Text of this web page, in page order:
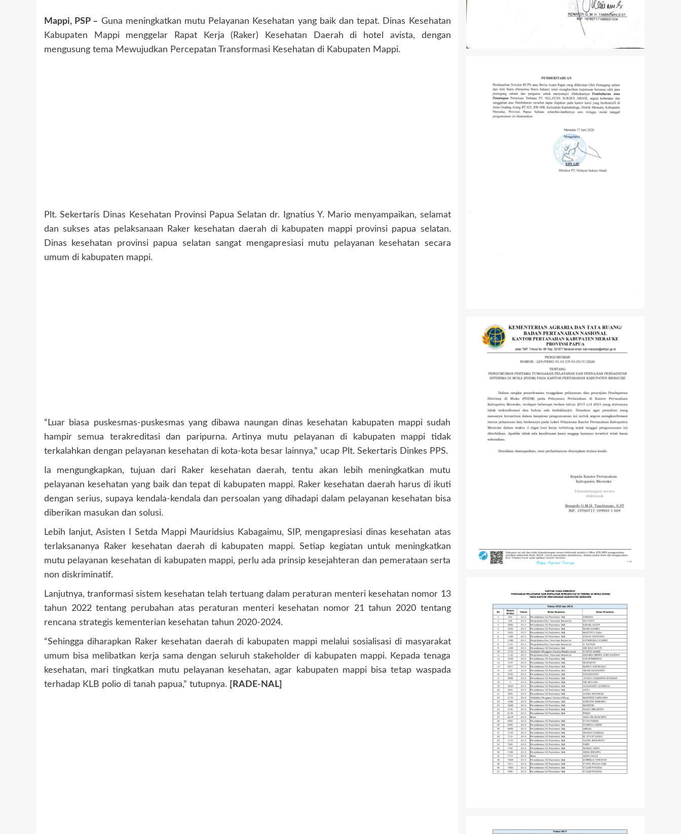
Mappi, PSP – Guna meningkatkan mutu Pelayanan Kesehatan yang baik dan tepat. Dinas Kesehatan
Kabupaten Mappi menggelar Rapat Kerja (Raker) Kesehatan Daerah di hotel avista, dengan
mengusung tema Mewujudkan Percepatan Transformasi Kesehatan di Kabupaten Mappi.
Plt. Sekertaris Dinas Kesehatan Provinsi Papua Selatan dr. Ignatius Y. Mario menyampaikan, selamat
dan sukses atas pelaksanaan Raker kesehatan daerah di kabupaten mappi provinsi papua selatan.
Dinas kesehatan provinsi papua selatan sangat mengapresiasi mutu pelayanan kesehatan secara
umum di kabupaten mappi.
“Luar biasa puskesmas-puskesmas yang dibawa naungan dinas kesehatan kabupaten mappi sudah
hampir semua terakreditasi dan paripurna. Artinya mutu pelayanan di kabupaten mappi tidak
terkalahkan dengan pelayanan kesehatan di kota-kota besar lainnya,” ucap Plt. Sekertaris Dinkes PPS.
Ia mengungkapkan, tujuan dari Raker kesehatan daerah, tentu akan lebih meningkatkan mutu
pelayanan kesehatan yang baik dan tepat di kabupaten mappi. Raker kesehatan daerah harus di ikuti
dengan serius, supaya kendala-kendala dan persoalan yang dihadapi dalam pelayanan kesehatan bisa
diberikan masukan dan solusi.
Lebih lanjut, Asisten I Setda Mappi Mauridsius Kabagaimu, SIP, mengapresiasi dinas kesehatan atas
terlaksananya Raker kesehatan daerah di kabupaten mappi. Setiap kegiatan untuk meningkatkan
mutu pelayanan kesehatan di kabupaten mappi, perlu ada prinsip kesejahteran dan pemerataan serta
non diskriminatif.
Lanjutnya, tranformasi sistem kesehatan telah tertuang dalam peraturan menteri kesehatan nomor 13
tahun 2022 tentang perubahan atas peraturan menteri kesehatan nomor 21 tahun 2020 tentang
rencana strategis kementerian kesehatan tahun 2020-2024.
“Sehingga diharapkan Raker kesehatan daerah di kabupaten mappi melalui sosialisasi di masyarakat
umum bisa melibatkan kerja sama dengan seluruh stakeholder di kabupaten mappi. Kepada tenaga
kesehatan, mari tingkatkan mutu pelayanan kesehatan, agar kabupaten mappi bisa tetap waspada
terhadap KLB polio di tanah papua,” tutupnya. [RADE-NAL]